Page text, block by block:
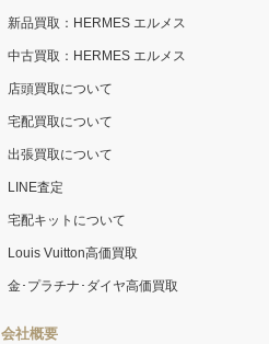
新品買取：HERMES エルメス
中古買取：HERMES エルメス
店頭買取について
宅配買取について
出張買取について
LINE査定
宅配キットについて
Louis Vuitton高価買取
金･プラチナ･ダイヤ高価買取
会社概要